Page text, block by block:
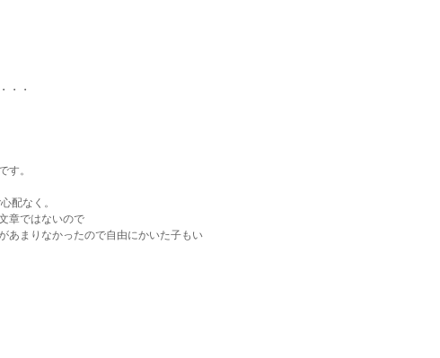
・・
す。
配なく。
章ではないので
あまりなかったので自由にかいた子もい